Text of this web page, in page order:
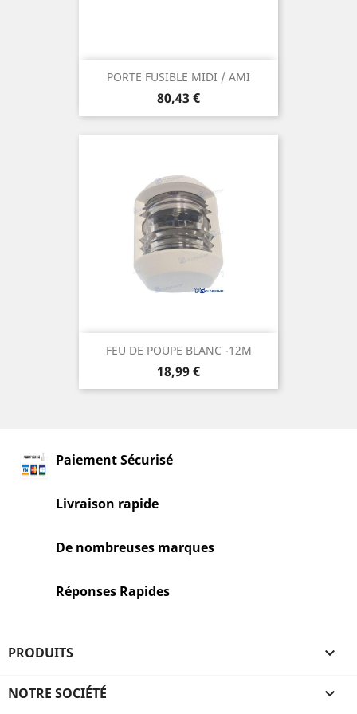
PORTE FUSIBLE MIDI / AMI
Prix
80,43 €
FEU DE POUPE BLANC -12M
Prix
18,99 €
Paiement Sécurisé
Livraison rapide
De nombreuses marques
Réponses Rapides
PRODUITS 
NOTRE SOCIÉTÉ 